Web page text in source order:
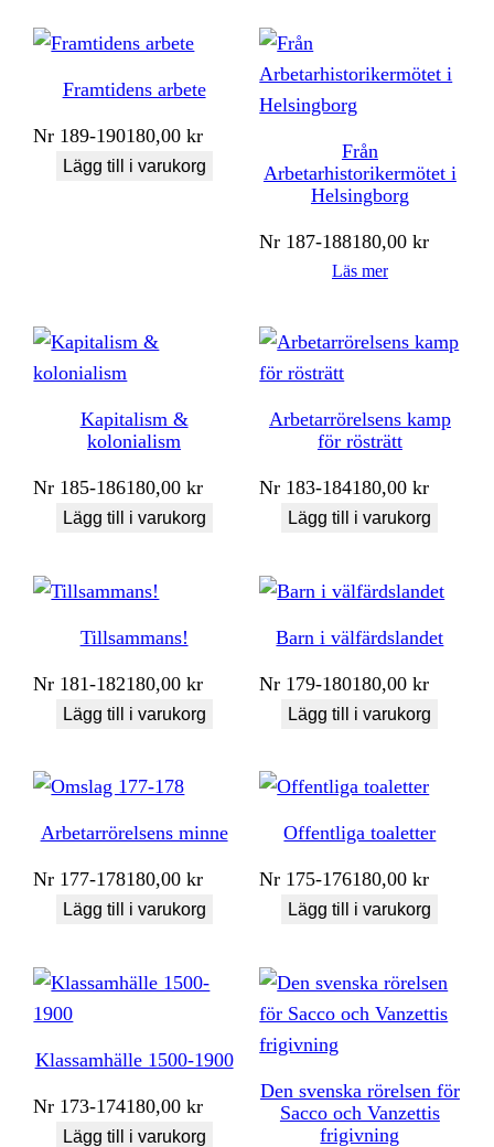
Framtidens arbete
Nr 189-190180,00kr
Lägg till i varukorg
Från
Arbetarhistorikermötet i
Helsingborg
Nr 187-188180,00kr
Läs mer
Kapitalism &
kolonialism
Nr 185-186180,00kr
Lägg till i varukorg
Arbetarrörelsens kamp
för rösträtt
Nr 183-184180,00kr
Lägg till i varukorg
Tillsammans!
Nr 181-182180,00kr
Lägg till i varukorg
Barn i välfärdslandet
Nr 179-180180,00kr
Lägg till i varukorg
Arbetarrörelsens minne
Nr 177-178180,00kr
Lägg till i varukorg
Offentliga toaletter
Nr 175-176180,00kr
Lägg till i varukorg
Klassamhälle 1500-1900
Nr 173-174180,00kr
Lägg till i varukorg
Den svenska rörelsen för
Sacco och Vanzettis
frigivning